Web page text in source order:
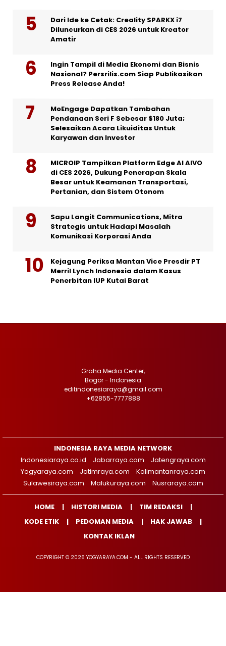
Dari Ide ke Cetak: Creality SPARKX i7
Diluncurkan di CES 2026 untuk Kreator
Amatir
Ingin Tampil di Media Ekonomi dan Bisnis
Nasional? Persrilis.com Siap Publikasikan
Press Release Anda!
MoEngage Dapatkan Tambahan
Pendanaan Seri F Sebesar $180 Juta;
Selesaikan Acara Likuiditas Untuk
Karyawan dan Investor
MICROIP Tampilkan Platform Edge AI AIVO
di CES 2026, Dukung Penerapan Skala
Besar untuk Keamanan Transportasi,
Pertanian, dan Sistem Otonom
Sapu Langit Communications, Mitra
Strategis untuk Hadapi Masalah
Komunikasi Korporasi Anda
Kejagung Periksa Mantan Vice Presdir PT
Merril Lynch Indonesia dalam Kasus
Penerbitan IUP Kutai Barat
Graha Media Center,
Bogor - Indonesia
editindonesiaraya@gmail.com
+62855-7777888
INDONESIA RAYA MEDIA NETWORK
Indonesiaraya.co.id
Jabarraya.com
Jatengraya.com
Yogyaraya.com
Jatimraya.com
Kalimantanraya.com
Sulawesiraya.com
Malukuraya.com Nusraraya.com
HOME HISTORI MEDIA
TIM REDAKSI
KODE ETIK
PEDOMAN MEDIA
HAK JAWAB
KONTAK IKLAN
COPYRIGHT © 2026 YOGYARAYA.COM - ALL RIGHTS RESERVED